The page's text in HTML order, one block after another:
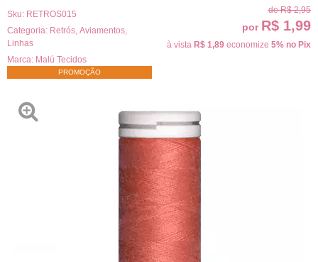
Sku: RETROS015
Categoria: Retrós Aviamentos
Linhas
Marca: Malú Tecidos
PROMOÇÃO
de R$ 2,95
por R$ 1,99
à vista R$ 1,89 economize 5% no Pix